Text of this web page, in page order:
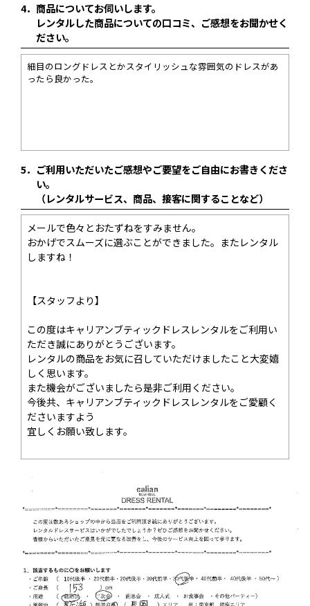
4． 商品についてお伺いします。
レンタルした商品についての口コミ、ご感想をお聞かせく
ださい。
細目のロングドレスとかスタイリッシュな雰囲気のドレスがあ
ったら良かった。
5． ご利用いただいたご感想やご要望をご自由にお書きくださ
い。
（レンタルサービス、商品、接客に関することなど）
メールで色々とおたずねをすみません。
おかげでスムーズに選ぶことができました。またレンタル
しますね！
【スタッフより】
この度はキャリアンブティックドレスレンタルをご利用い
ただき誠にありがとうございます。
レンタルの商品をお気に召していただけましたこと大変嬉
しく思います。
また機会がございましたら是非ご利用ください。
今後共、キャリアンブティックドレスレンタルをご愛顧く
ださいますよう
宜しくお願い致します。